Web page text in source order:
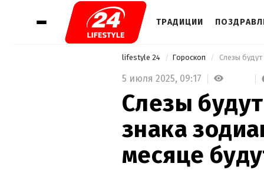
ТРАДИЦИИ
lifestyle 24 Гороскоп
5 июля 2025, 09:17
Слезы
знака
месяце